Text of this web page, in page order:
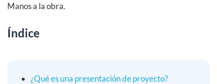
Manos a la obra.
Índice
¿Qué es una presentación de proyecto?